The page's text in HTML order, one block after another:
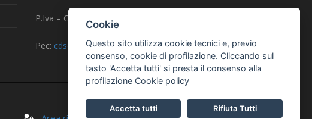
P.Iva – CF – Reg. Imprese CN 03733570042
Pec: cdseditoriale@pec.it
Cookie
Questo sito utilizza cookie tecnici e, previo
consenso, cookie di profilazione. Cliccando sul
tasto 'Accetta tutti' si presta il consenso alla
profilazione Cookie policy
Accetta tutti Rifiuta Tutti